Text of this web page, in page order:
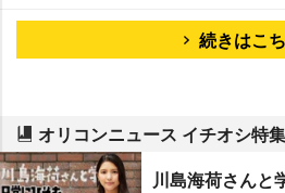
続きはこ
オリコンニュース イチオシ特集
川島海荷さんと